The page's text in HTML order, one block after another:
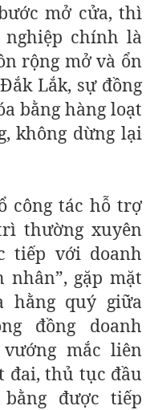
mở cửa, thì
nghiệp chính là
rộng mở và ổn
Lắk, sự đồng
bằng hàng loạt
không dừng lại
công tác hỗ trợ
thường xuyên
tiếp với doanh
nhân”, gặp mặt
hằng quý giữa
đồng doanh
mắc liên
đai, thủ tục đầu
được tiếp